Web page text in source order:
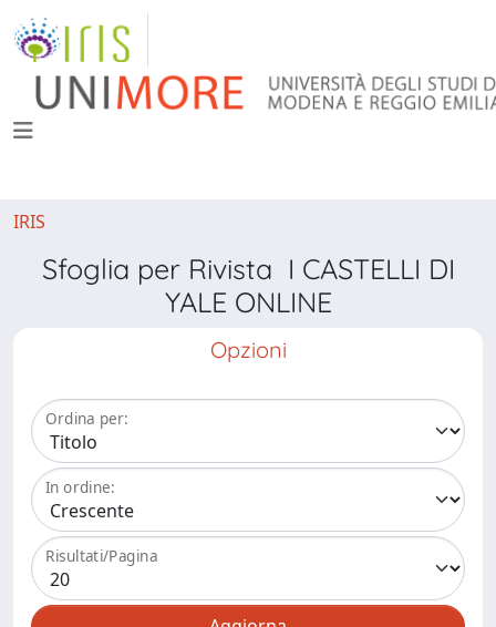
IRIS
Sfoglia per Rivista I CASTELLI DI
YALE ONLINE
Opzioni
Ordina per:
In ordine:
Risultati/Pagina